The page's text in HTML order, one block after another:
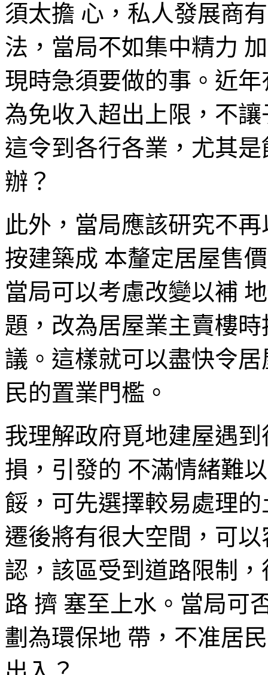
須太擔 心，私人發展商
法，當局不如集中精力
現時急須要做的事。近
為免收入超出上限，不
這令到各行各業，尤其
辦？
此外，當局應該研究不
按建築成 本釐定居屋售
當局可以考慮改變以補
題，改為居屋業主賣樓
議。這樣就可以盡快令
民的置業門檻。
我理解政府覓地建屋遇
損，引發的 不滿情緒難
餒，可先選擇較易處理
遷後將有很大空間，可
認，該區受到道路限制
路 擠 塞至上水。當局可
劃為環保地 帶，不准居